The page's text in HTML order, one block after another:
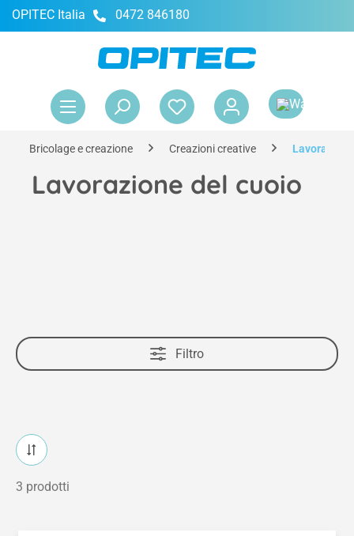
principale
OPITEC Italia 0472 846180
Bricolage e creazione Creazioni creative
Lavorazione del cuoio
Filtro
3 prodotti